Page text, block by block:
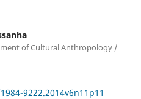
of Cultural Anthropology /
9222.2014v6n11p11